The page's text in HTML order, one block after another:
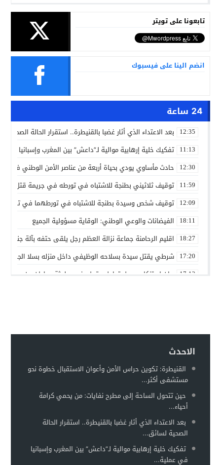
تابعونا على تويتر
انضم الينا على فيسبوك
24 ساعة
12:35 بعد الاعتداء الذي أثار غضبا بالقنيطرة.. استقرار الحالة
11:13 تفكيك خلية إرهابية موالية لـ”داعش” بين المغرب وإسبانيا في
12:30 حادث مأساوي يودي بحياة أربعة من عناصر الأمن الوطني في
11:59 توقيف ثلاثيني بطنجة للاشتباه في تورطه في جريمة قتل
12:09 توقيف شخص وسيدة بطنجة للاشتباه في تورطهما في تزوير
18:11 الفيضانات والوعي الوطني: الوقاية مسؤولية الجميع
18:27 اقليم الرحامنة جماعة نزالة العظم رجل يلقى حتفه بآلة جني
17:20 شرطي يقتل سيدة بسلاحه الوظيفي داخل منزله بسلا الجديدة
17:13 بيان استنكاري حول تداول مقطع فيديو لجثة مواطن من
هيئة الدفاع تثير حيثية التقادم لإسقاط تهمة النصب عن محمد
سيارة مجهولة تثير استنفارًا أمنيًا بحي الفوركي تابريكت – سلا
12:31 الغموض يلف حريقا في مركز صحي
الاحدث
القنيطرة: تكوين حراس الأمن وأعوان الاستقبال خطوة نحو
مستشفى أكثر...
حين تتحول الساحة إلى مطرح نفايات: من يحمي كرامة
أحياء...
بعد الاعتداء الذي أثار غضبا بالقنيطرة.. استقرار الحالة
الصحية لسائق...
تفكيك خلية إرهابية موالية لـ”داعش” بين المغرب وإسبانيا
في عملية...